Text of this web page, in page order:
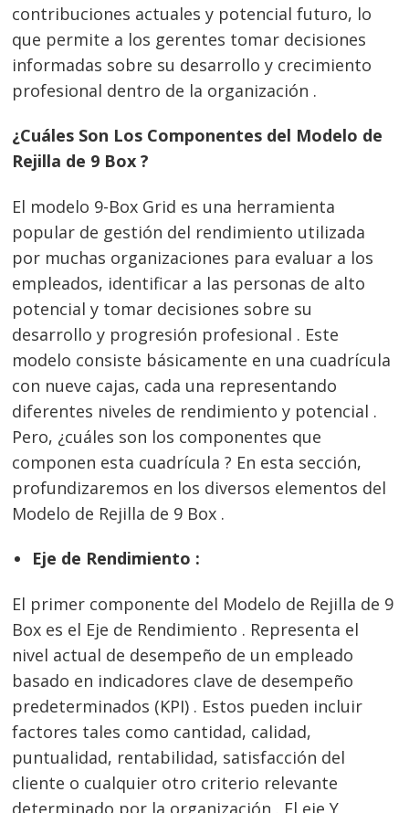
contribuciones actuales y potencial futuro, lo
que permite a los gerentes tomar decisiones
informadas sobre su desarrollo y crecimiento
profesional dentro de la organización .
¿Cuáles Son Los Componentes del Modelo de
Rejilla de 9 Box ?
El modelo 9-Box Grid es una herramienta
popular de gestión del rendimiento utilizada
por muchas organizaciones para evaluar a los
empleados, identificar a las personas de alto
potencial y tomar decisiones sobre su
desarrollo y progresión profesional . Este
modelo consiste básicamente en una cuadrícula
con nueve cajas, cada una representando
diferentes niveles de rendimiento y potencial .
Pero, ¿cuáles son los componentes que
componen esta cuadrícula ? En esta sección,
profundizaremos en los diversos elementos del
Modelo de Rejilla de 9 Box .
Eje de Rendimiento :
El primer componente del Modelo de Rejilla de 9
Box es el Eje de Rendimiento . Representa el
nivel actual de desempeño de un empleado
basado en indicadores clave de desempeño
predeterminados (KPI) . Estos pueden incluir
factores tales como cantidad, calidad,
puntualidad, rentabilidad, satisfacción del
cliente o cualquier otro criterio relevante
determinado por la organización . El eje Y